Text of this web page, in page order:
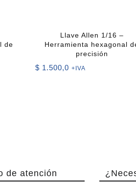
de
Llave Allen 1/16 –
Herramienta hexagonal
precisión
$ 1.500,0 +IVA
de atención